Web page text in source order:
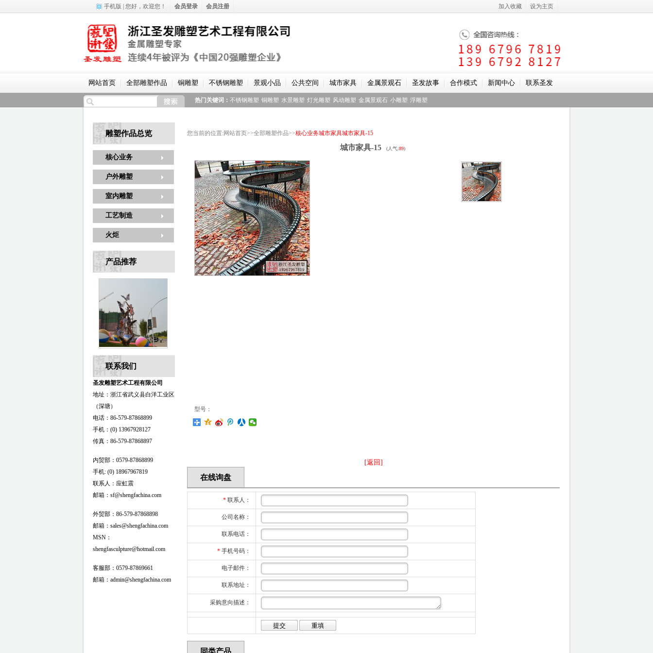
网站首页 全部雕塑作品 铜雕塑 不锈钢雕塑 景观小品 公共空间 城市家具 金属景观石 圣发故事 合作模式 新闻中心 联系圣发
热门关键词： 不锈钢雕塑 铜雕塑 水景雕塑 灯光雕塑 风动雕塑 金属景观石 小雕塑 浮雕塑
雕塑作品总览
核心业务
户外雕塑
室内雕塑
工艺制造
火炬
产品推荐
联系我们
圣发雕塑艺术工程有限公司
地址：浙江省武义县白洋工业区
（深塘）
电话：86-579-87868899
手机：(0) 13967928127
传真：86-579-87868897
内贸部：0579-87868899
手机: (0) 18967967819
联系人：应虹震
邮箱：sf@shengfachina.com
外贸部：86-579-87868898
邮箱：sales@shengfachina.com
MSN：
shengfasculpture@hotmail.com
客服部：0579-87869661
邮箱：admin@shengfachina.com
您当前的位置:网站首页>>全部雕塑作品>>核心业务城市家具城市家具-15
城市家具-15 (人气:89)
型号：
[返回]
在线询盘
* 联系人：
公司名称：
联系电话：
* 手机号码：
电子邮件：
联系地址：
采购意向描述：
同类产品
手机版 | 您好， 欢迎您！ 会员登录 会员注册 加入收藏 设为主页